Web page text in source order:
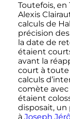
Toutefois, en
Alexis
calculs de
précision
la date de
étaient
avant la
court à toute
calculs
comète avec
étaient
disposait, un
à Joseph